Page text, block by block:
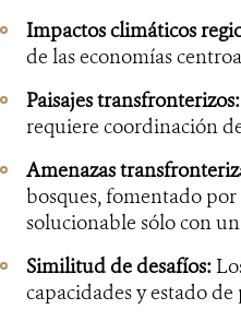
Impactos climáticos
de las economías
Paisajes transfronterizos:
requiere coordinación
Amenazas
bosques, fomentado
solucionable sólo con
Similitud de desafíos:
capacidades y estado